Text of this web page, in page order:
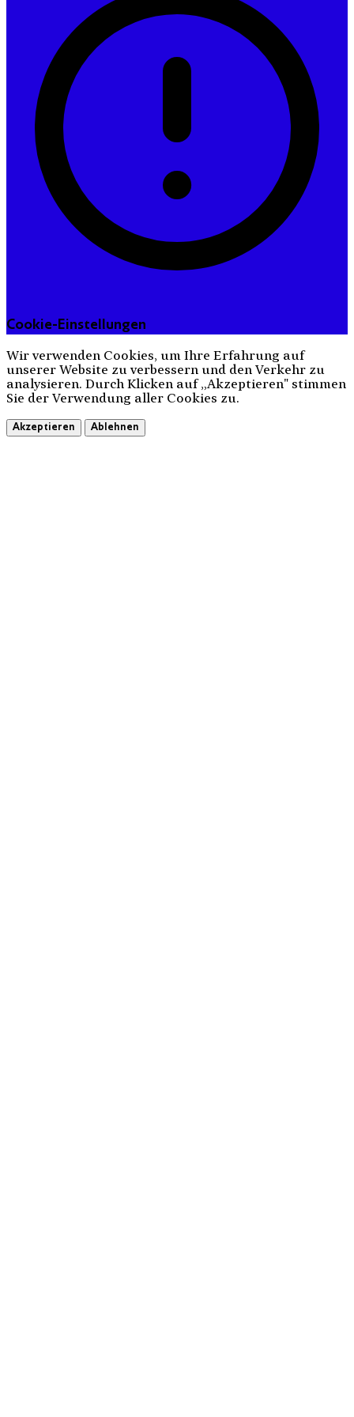
Cookie-Einstellungen
Wir verwenden Cookies, um Ihre Erfahrung auf
unserer Website zu verbessern und den Verkehr zu
analysieren. Durch Klicken auf „Akzeptieren" stimmen
Sie der Verwendung aller Cookies zu.
Akzeptieren Ablehnen